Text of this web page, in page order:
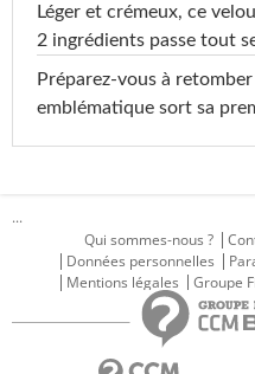
Léger et crémeux, ce
2 ingrédients passe tout
Préparez-vous à
emblématique sort sa
...
Qui sommes-nous ?
Données personnelles
Mentions légales
Groupe